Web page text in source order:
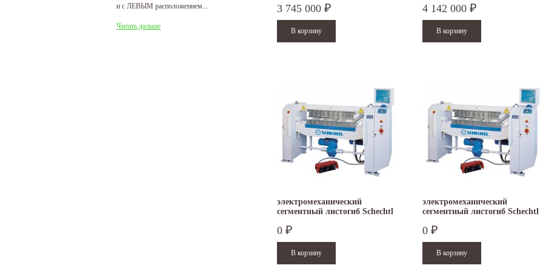
и с ЛЕВЫМ расположением...
Читать дальше
декабря - работаем в обычном режиме,...
Читать дальше
- работаем в обычном...
Читать дальше
3 745 000 ₽ 4 142 000 ₽
электромеханический
сегментный листогиб Schechtl
0 ₽
электромеханический
сегментный листогиб Schechtl
0 ₽